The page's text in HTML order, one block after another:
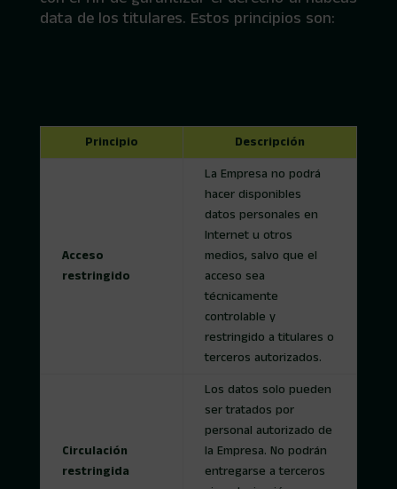
data de los titulares. Estos principios son:
Principio Descripción
Acceso
restringido
La Empresa no podrá
hacer disponibles
datos personales en
Internet u otros
medios, salvo que el
acceso sea
técnicamente
controlable y
restringido a titulares o
terceros autorizados.
Circulación
restringida
Los datos solo pueden
ser tratados por
personal autorizado de
la Empresa. No podrán
entregarse a terceros